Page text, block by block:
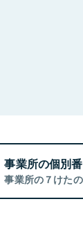
事業所の個別
事業所の７けた